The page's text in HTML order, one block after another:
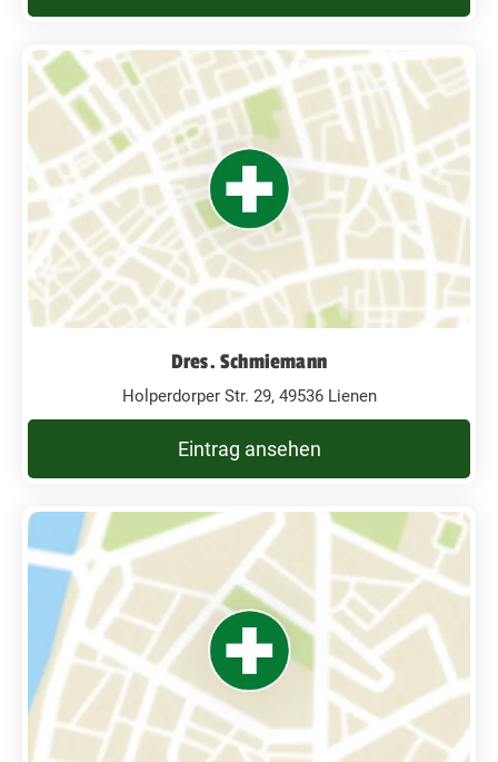
Dres. Schmiemann
Holperdorper Str. 29, 49536 Lienen
Eintrag ansehen